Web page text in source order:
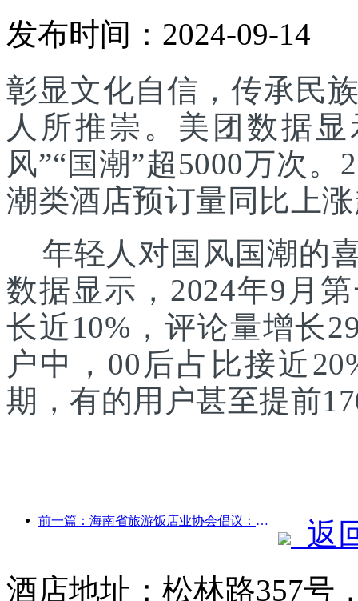
发布时间：2024-09-14
彰显文化自信，传承民
人所推崇。美团数据
风”“国潮”超5000万次
潮类酒店预订量同比上
年轻人对国风国潮的
数据显示，2024年9月
长近10%，评论量增长
户中，00后占比接近
期，有的用户甚至提前
前一篇：海南省旅游饭店业协会倡议：让酒店成为受灾居民临时的避风港
返
酒店地址：松林路357号